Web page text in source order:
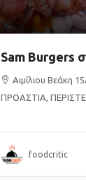
Sam Burgers
Αιμίλιου Βεάκη
ΠΡΟΑΣΤΙΑ,
foodcritic